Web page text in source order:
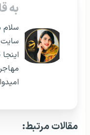
به
سلام
مقالات مرتبط: